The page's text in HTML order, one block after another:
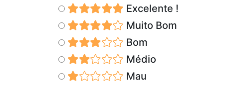
Excelente !
Muito Bom
Bom
Médio
Mau